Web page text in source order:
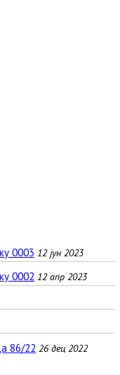
0003 12 јун 2023
0002 12 апр 2023
86/22 26 дец 2022